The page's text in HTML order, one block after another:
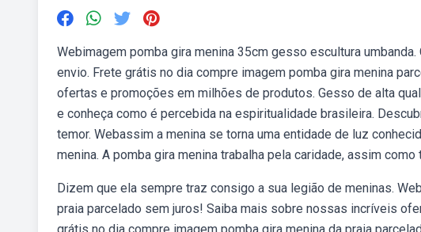
Webimagem pomba gira menina 35cm gesso escultura
envio. Frete grátis no dia compre imagem pomba gira menina
ofertas e promoções em milhões de produtos. Gesso de alta
e conheça como é percebida na espiritualidade brasileira.
temor. Webassim a menina se torna uma entidade de luz
menina. A pomba gira menina trabalha pela caridade, assim
Dizem que ela sempre traz consigo a sua legião de meninas.
praia parcelado sem juros! Saiba mais sobre nossas incríveis